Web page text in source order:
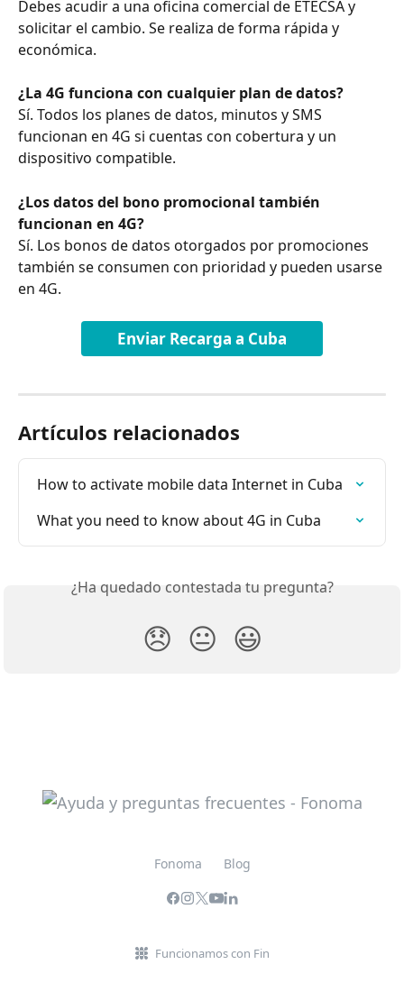
Debes acudir a una oficina comercial de ETECSA y
solicitar el cambio. Se realiza de forma rápida y
económica.
¿La 4G funciona con cualquier plan de datos?
Sí. Todos los planes de datos, minutos y SMS
funcionan en 4G si cuentas con cobertura y un
dispositivo compatible.
¿Los datos del bono promocional también
funcionan en 4G?
Sí. Los bonos de datos otorgados por promociones
también se consumen con prioridad y pueden usarse
en 4G.
Enviar Recarga a Cuba
Artículos relacionados
How to activate mobile data Internet in Cuba
What you need to know about 4G in Cuba
¿Ha quedado contestada tu pregunta?
😞 😐 😃
Fonoma Blog
Funcionamos con Fin